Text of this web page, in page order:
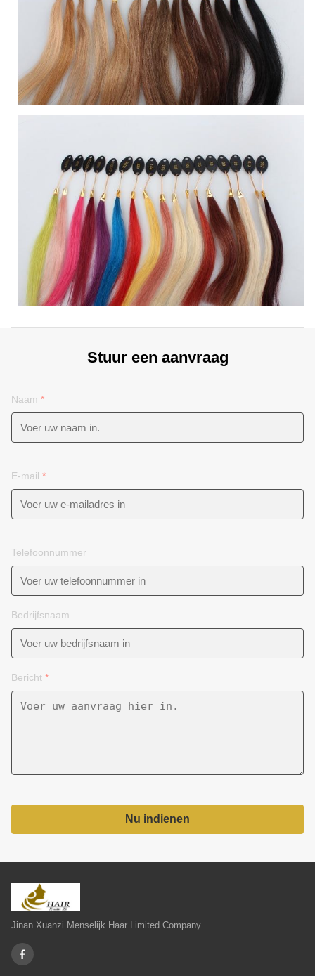
Stuur een aanvraag
Naam *
E-mail *
Telefoonnummer
Bedrijfsnaam
Bericht *
Nu indienen
Jinan Xuanzi Menselijk Haar Limited Company